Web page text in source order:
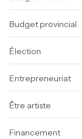
Budget provincial
Élection
Entrepreneuriat
Être artiste
Financement